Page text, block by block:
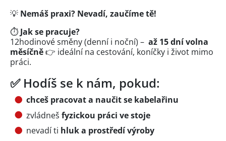
💡 Nemáš praxi? Nevadí, zaučíme tě!
⏱️ Jak se pracuje?
12hodinové směny (denní i noční) – až 15 dní volna
měsíčně👉 ideální na cestování, koníčky i život mimo
práci.
✅ Hodíš se k nám, pokud:
chceš pracovat a naučit se kabelařinu
zvládneš fyzickou práci ve stoje
nevadí ti hluk a prostředí výroby